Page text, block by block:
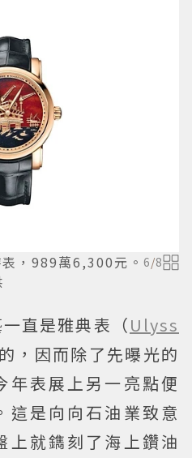
，989萬6,300元。 6/8
直是雅典表（Ulyss
，因而除了先曝光的
年表展上另一亮點便
這是向向石油業致意
上就鐫刻了海上鑽油